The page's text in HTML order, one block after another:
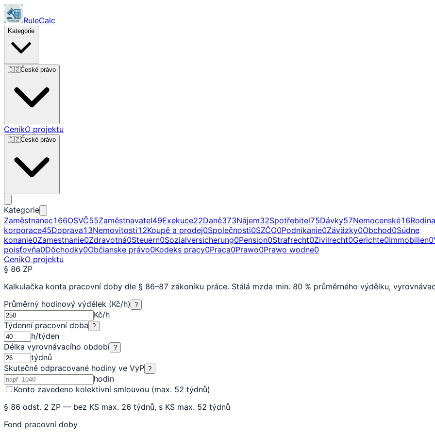
RuleCalc
Kategorie
🇨🇿České právo
CeníkO projektu
🇨🇿České právo
Kategorie
Zaměstnanec166OSVČ55Zaměstnavatel49Exekuce22Daně373Nájem32Spotřebitel75Dávky57Nemocenské16Rodina
korporace45Doprava13Nemovitosti12Koupě a prodej0Společnosti0SZČO0Podnikanie0Záväzky0Obchod0Súdne
konanie0Zamestnanie0Zdravotná0Steuern0Sozialversicherung0Pension0Strafrecht0Zivilrecht0Gerichte0Immobilien0
poisťovňa0Dôchodky0Občianske právo0Kodeks pracy0Praca0Prawo0Prawo wodne0
CeníkO projektu
§ 86 ZP
Kalkulačka konta pracovní doby dle § 86–87 zákoníku práce. Stálá mzda min. 80 % průměrného výdělku,
Průměrný hodinový výdělek (Kč/h)
?
Kč/h
Týdenní pracovní doba ?
h/týden
Délka vyrovnávacího období ?
týdnů
Skutečně odpracované hodiny ve VyP ?
hodin
Konto zavedeno kolektivní smlouvou (max. 52 týdnů)
§ 86 odst. 2 ZP — bez KS max. 26 týdnů, s KS max. 52 týdnů
Fond pracovní doby